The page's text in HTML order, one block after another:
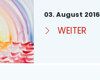
03. August 2016
WEITER